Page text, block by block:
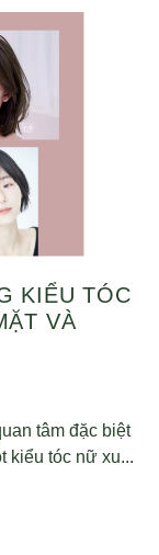
KIỂU TÓC
VÀ
tâm đặc biệt
kiểu tóc nữ xu...